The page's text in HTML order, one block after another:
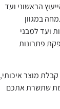
הראשוני ועד
במגוון
ועד למבני
פתרונות
מוצר איכותי,
שתשרת אתכם